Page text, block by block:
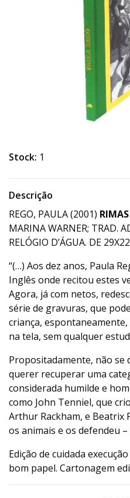
Stock: 1
Descrição
REGO, PAULA (2001) RIMAS
MARINA WARNER; TRAD.
RELÓGIO D’ÁGUA. DE
“(…) Aos dez anos, Paula
Inglês onde recitou estes
Agora, já com netos,
série de gravuras, que
criança,
na tela, sem qualquer
Propositadamente, não se
querer recuperar uma
considerada humilde e
como John Tenniel, que
Arthur Rackham, e Beatrix
os animais e os defendeu
Edição de cuidada
bom papel. Cartonagem